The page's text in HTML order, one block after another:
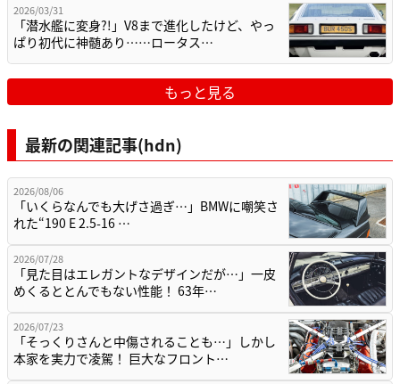
2026/03/31
「潜水艦に変身?!」V8まで進化したけど、やっ
ぱり初代に神髄あり……ロータス…
もっと見る
最新の関連記事(hdn)
2026/08/06
「いくらなんでも大げさ過ぎ…」BMWに嘲笑さ
れた“190 E 2.5-16 …
2026/07/28
「見た目はエレガントなデザインだが…」一皮
めくるととんでもない性能！ 63年…
2026/07/23
「そっくりさんと中傷されることも…」しかし
本家を実力で凌駕！ 巨大なフロント…